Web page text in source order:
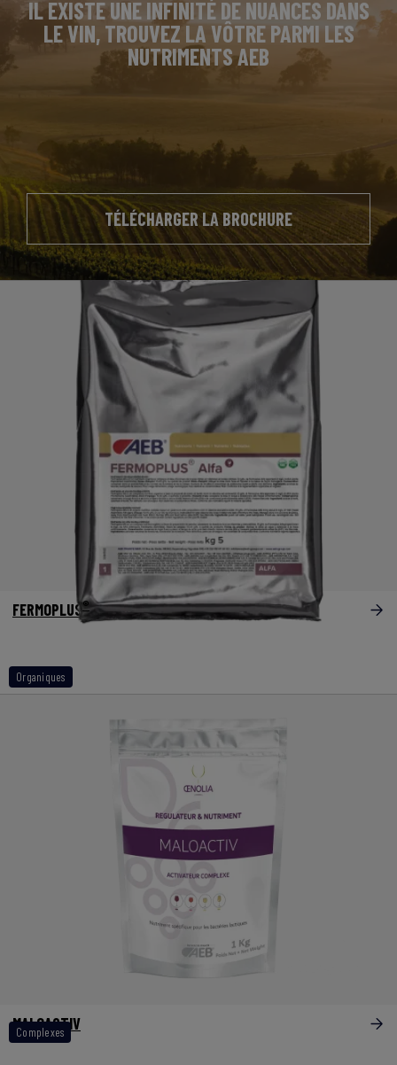
IL EXISTE UNE INFINITÉ DE NUANCES DANS
LE VIN, TROUVEZ LA VÔTRE PARMI LES
NUTRIMENTS AEB
TÉLÉCHARGER LA BROCHURE
Organiques
FERMOPLUS®Alfa
Complexes
MALOACTIV